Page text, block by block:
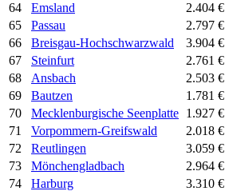
64
Emsland 2.404 €
65
Passau 2.797 €
66
Breisgau-Hochschwarzwald 3.904 €
67
Steinfurt 2.761 €
68
Ansbach 2.503 €
69
Bautzen 1.781 €
70
Mecklenburgische Seenplatte 1.927 €
71
Vorpommern-Greifswald 2.018 €
72
Reutlingen 3.059 €
73
Mönchengladbach 2.964 €
74
Harburg 3.310 €